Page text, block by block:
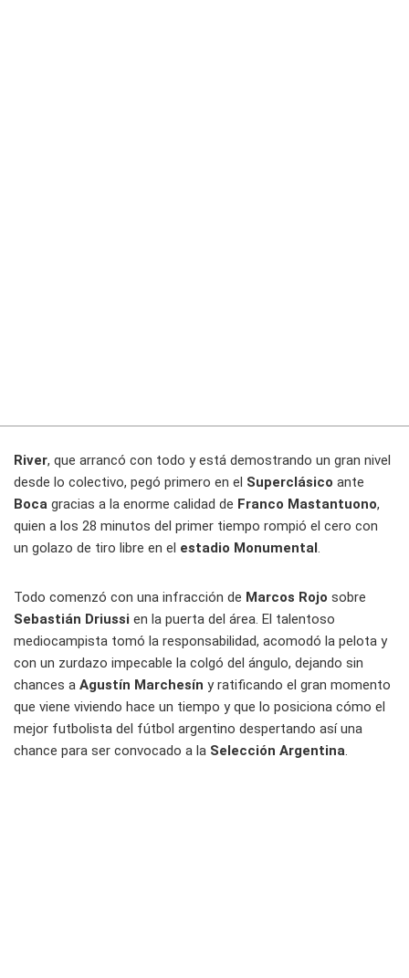
River, que arrancó con todo y está demostrando un gran nivel
desde lo colectivo, pegó primero en el Superclásico ante
Boca gracias a la enorme calidad de Franco Mastantuono,
quien a los 28 minutos del primer tiempo rompió el cero con
un golazo de tiro libre en el estadio Monumental.
Todo comenzó con una infracción de Marcos Rojo sobre
Sebastián Driussi en la puerta del área. El talentoso
mediocampista tomó la responsabilidad, acomodó la pelota y
con un zurdazo impecable la colgó del ángulo, dejando sin
chances a Agustín Marchesín y ratificando el gran momento
que viene viviendo hace un tiempo y que lo posiciona cómo el
mejor futbolista del fútbol argentino despertando así una
chance para ser convocado a la Selección Argentina.